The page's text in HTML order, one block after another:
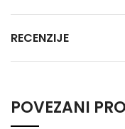
RECENZIJE
POVEZANI